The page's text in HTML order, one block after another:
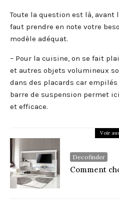
Toute la question est là, avant
faut prendre en note votre
modèle adéquat.
– Pour la cuisine, on se fait
et autres objets volumineux
dans des placards car
barre de suspension permet
et efficace.
Voir
Decofinder
Comment